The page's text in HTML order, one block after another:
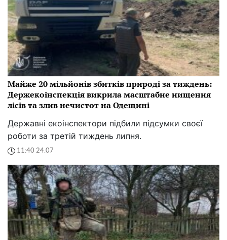
Майже 20 мільйонів збитків природі за тиждень:
Держекоінспекція викрила масштабне нищення
лісів та злив нечистот на Одещині
Державні екоінспектори підбили підсумки своєї
роботи за третій тиждень липня.
11:40 24.07